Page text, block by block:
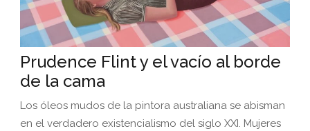
Prudence Flint y el vacío al borde
de la cama
Los óleos mudos de la pintora australiana se abisman
en el verdadero existencialismo del siglo XXI. Mujeres